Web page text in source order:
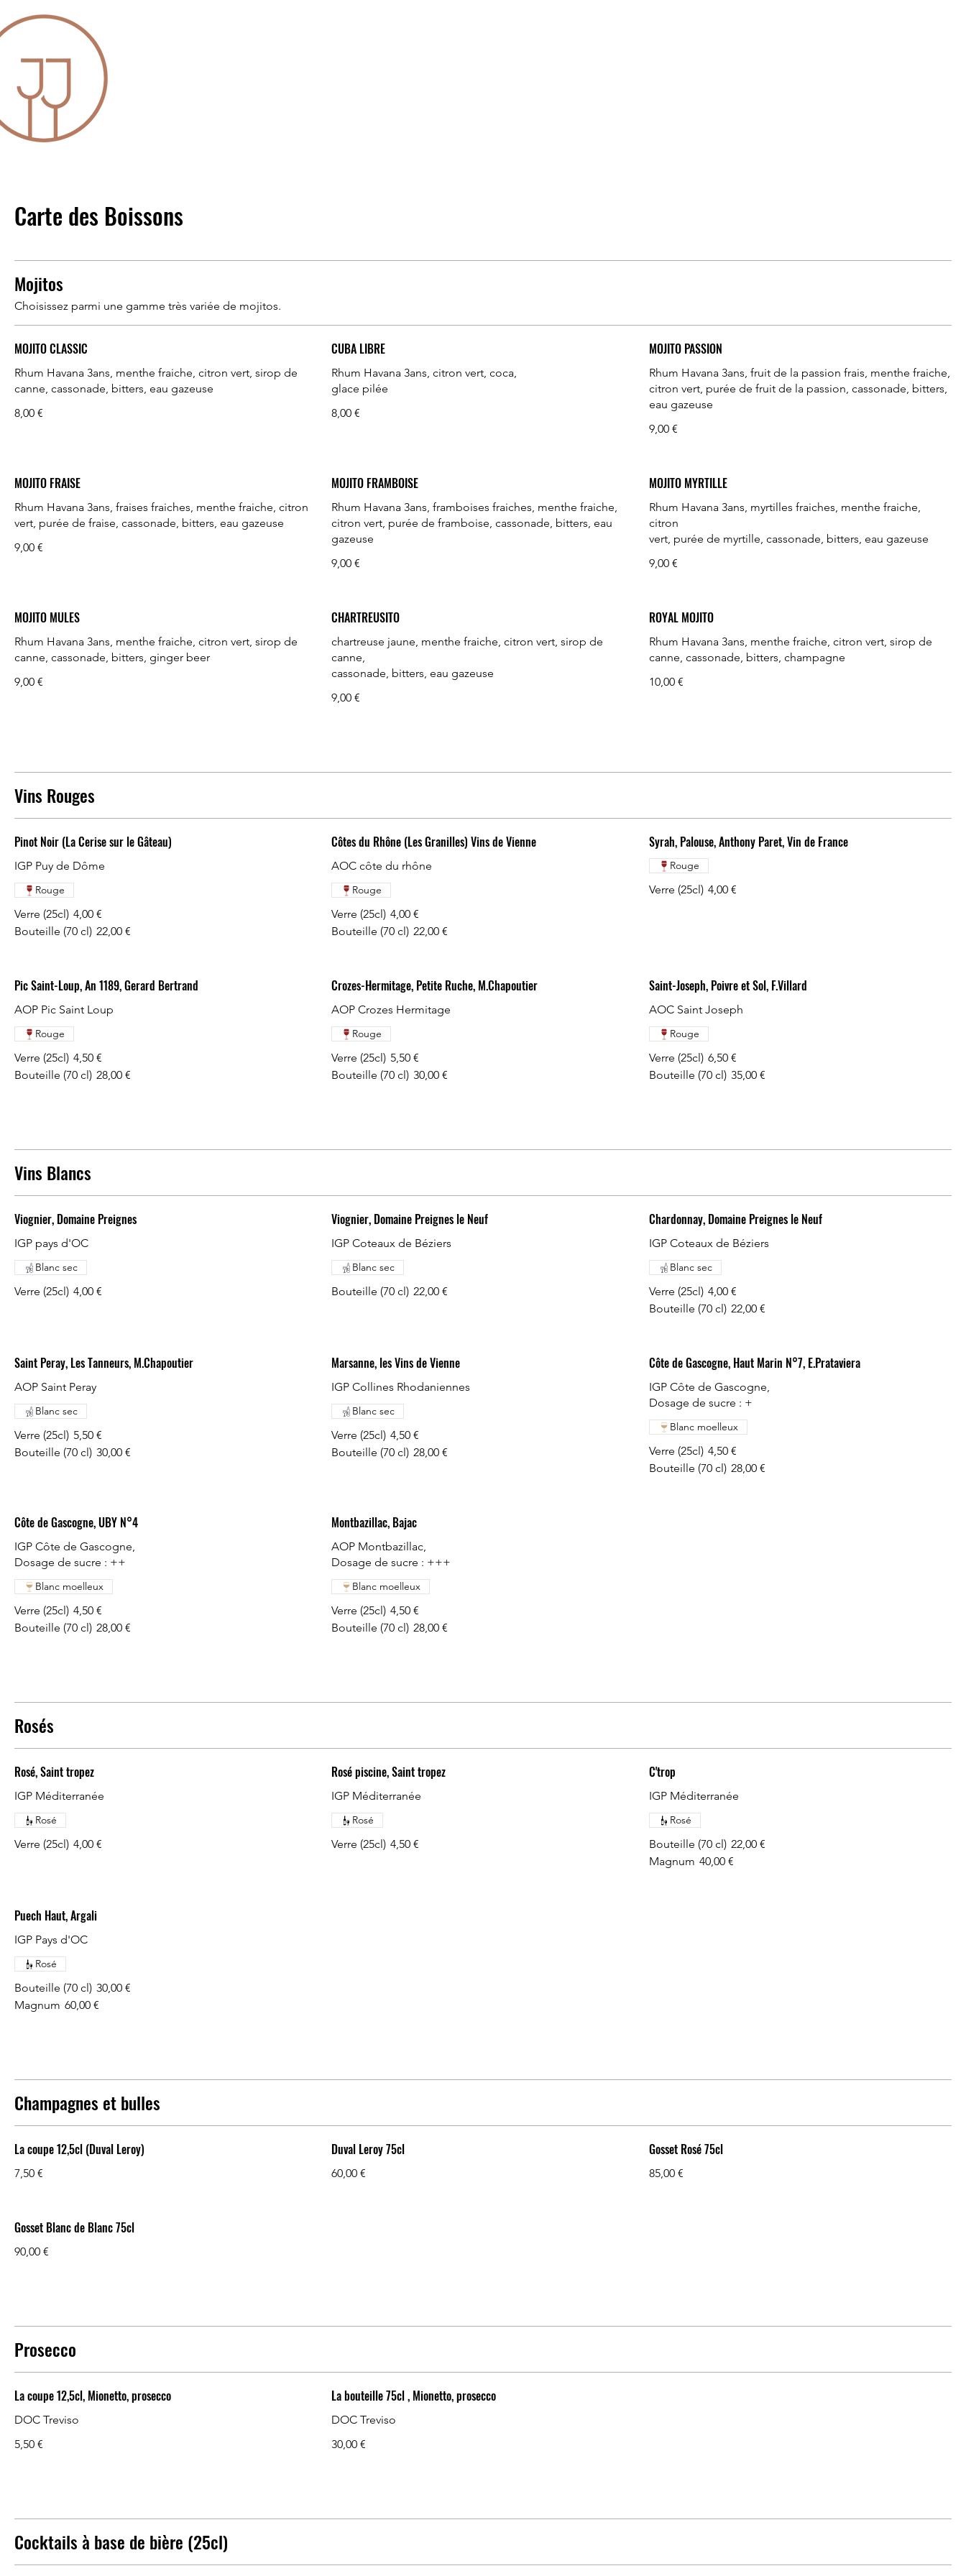
Carte des Boissons
Mojitos
Choisissez parmi une gamme très variée de mojitos.
MOJITO CLASSIC
Rhum Havana 3ans, menthe fraiche, citron vert, sirop de
canne, cassonade, bitters, eau gazeuse
8,00 €
CUBA LIBRE
Rhum Havana 3ans, citron vert, coca,
glace pilée
8,00 €
MOJITO PASSION
Rhum Havana 3ans, fruit de la passion frais, menthe fraiche,
citron vert, purée de fruit de la passion, cassonade, bitters,
eau gazeuse
9,00 €
MOJITO FRAISE
Rhum Havana 3ans, fraises fraiches, menthe fraiche, citron
vert, purée de fraise, cassonade, bitters, eau gazeuse
9,00 €
MOJITO FRAMBOISE
Rhum Havana 3ans, framboises fraiches, menthe fraiche,
citron vert, purée de framboise, cassonade, bitters, eau
gazeuse
9,00 €
MOJITO MYRTILLE
Rhum Havana 3ans, myrtilles fraiches, menthe fraiche,
citron
vert, purée de myrtille, cassonade, bitters, eau gazeuse
9,00 €
MOJITO MULES
Rhum Havana 3ans, menthe fraiche, citron vert, sirop de
canne, cassonade, bitters, ginger beer
9,00 €
CHARTREUSITO
chartreuse jaune, menthe fraiche, citron vert, sirop de
canne,
cassonade, bitters, eau gazeuse
9,00 €
ROYAL MOJITO
Rhum Havana 3ans, menthe fraiche, citron vert, sirop de
canne, cassonade, bitters, champagne
10,00 €
Vins Rouges
Pinot Noir (La Cerise sur le Gâteau)
IGP Puy de Dôme
Verre (25cl) 4,00 €
Bouteille (70 cl) 22,00 €
Rouge
Côtes du Rhône (Les Granilles) Vins de Vienne
AOC côte du rhône
Verre (25cl) 4,00 €
Bouteille (70 cl) 22,00 €
Rouge
Syrah, Palouse, Anthony Paret, Vin de France
Verre (25cl) 4,00 €
Rouge
Pic Saint-Loup, An 1189, Gerard Bertrand
AOP Pic Saint Loup
Verre (25cl) 4,50 €
Bouteille (70 cl) 28,00 €
Rouge
Crozes-Hermitage, Petite Ruche, M.Chapoutier
AOP Crozes Hermitage
Verre (25cl) 5,50 €
Bouteille (70 cl) 30,00 €
Rouge
Saint-Joseph, Poivre et Sol, F.Villard
AOC Saint Joseph
Verre (25cl) 6,50 €
Bouteille (70 cl) 35,00 €
Rouge
Vins Blancs
Viognier, Domaine Preignes
IGP pays d'OC
Verre (25cl) 4,00 €
Blanc sec
Viognier, Domaine Preignes le Neuf
IGP Coteaux de Béziers
Bouteille (70 cl) 22,00 €
Blanc sec
Chardonnay, Domaine Preignes le Neuf
IGP Coteaux de Béziers
Verre (25cl) 4,00 €
Bouteille (70 cl) 22,00 €
Blanc sec
Saint Peray, Les Tanneurs, M.Chapoutier
AOP Saint Peray
Verre (25cl) 5,50 €
Bouteille (70 cl) 30,00 €
Blanc sec
Marsanne, les Vins de Vienne
IGP Collines Rhodaniennes
Verre (25cl) 4,50 €
Bouteille (70 cl) 28,00 €
Blanc sec
Côte de Gascogne, Haut Marin N°7, E.Prataviera
IGP Côte de Gascogne,
Dosage de sucre : +
Verre (25cl) 4,50 €
Bouteille (70 cl) 28,00 €
Blanc moelleux
Côte de Gascogne, UBY N°4
IGP Côte de Gascogne,
Dosage de sucre : ++
Verre (25cl) 4,50 €
Bouteille (70 cl) 28,00 €
Blanc moelleux
Montbazillac, Bajac
AOP Montbazillac,
Dosage de sucre : +++
Verre (25cl) 4,50 €
Bouteille (70 cl) 28,00 €
Blanc moelleux
Rosés
Rosé, Saint tropez
IGP Méditerranée
Verre (25cl) 4,00 €
Rosé
Rosé piscine, Saint tropez
IGP Méditerranée
Verre (25cl) 4,50 €
Rosé
C'trop
IGP Méditerranée
Bouteille (70 cl) 22,00 €
Magnum 40,00 €
Rosé
Puech Haut, Argali
IGP Pays d'OC
Bouteille (70 cl) 30,00 €
Magnum 60,00 €
Rosé
Champagnes et bulles
La coupe 12,5cl (Duval Leroy)
7,50 €
Duval Leroy 75cl
60,00 €
Gosset Rosé 75cl
85,00 €
Gosset Blanc de Blanc 75cl
90,00 €
Prosecco
La coupe 12,5cl, Mionetto, prosecco
DOC Treviso
5,50 €
La bouteille 75cl , Mionetto, prosecco
DOC Treviso
30,00 €
Cocktails à base de bière (25cl)